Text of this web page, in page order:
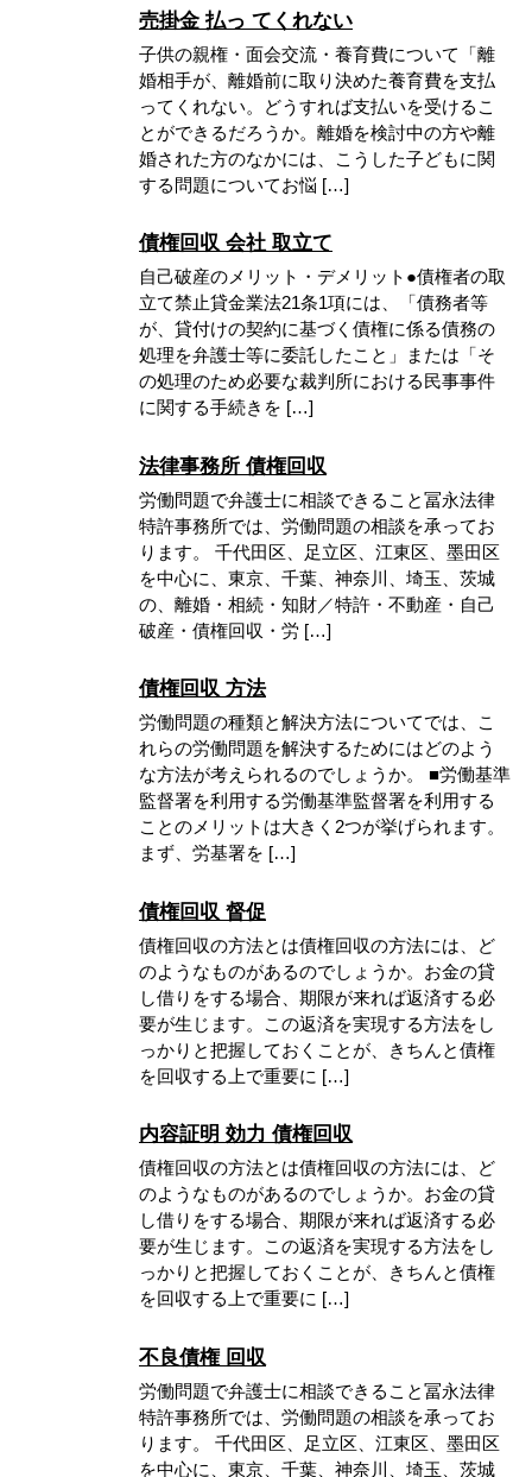
売掛金 払っ てくれない
子供の親権・面会交流・養育費について「離
婚相手が、離婚前に取り決めた養育費を支払
ってくれない。どうすれば支払いを受けるこ
とができるだろうか。離婚を検討中の方や離
婚された方のなかには、こうした子どもに関
する問題についてお悩 […]
債権回収 会社 取立て
自己破産のメリット・デメリット●債権者の取
立て禁止貸金業法21条1項には、「債務者等
が、貸付けの契約に基づく債権に係る債務の
処理を弁護士等に委託したこと」または「そ
の処理のため必要な裁判所における民事事件
に関する手続きを […]
法律事務所 債権回収
労働問題で弁護士に相談できること冨永法律
特許事務所では、労働問題の相談を承ってお
ります。 千代田区、足立区、江東区、墨田区
を中心に、東京、千葉、神奈川、埼玉、茨城
の、離婚・相続・知財／特許・不動産・自己
破産・債権回収・労 […]
債権回収 方法
労働問題の種類と解決方法についてでは、こ
れらの労働問題を解決するためにはどのよう
な方法が考えられるのでしょうか。 ■労働基準
監督署を利用する労働基準監督署を利用する
ことのメリットは大きく2つが挙げられます。
まず、労基署を […]
債権回収 督促
債権回収の方法とは債権回収の方法には、ど
のようなものがあるのでしょうか。お金の貸
し借りをする場合、期限が来れば返済する必
要が生じます。この返済を実現する方法をし
っかりと把握しておくことが、きちんと債権
を回収する上で重要に […]
内容証明 効力 債権回収
債権回収の方法とは債権回収の方法には、ど
のようなものがあるのでしょうか。お金の貸
し借りをする場合、期限が来れば返済する必
要が生じます。この返済を実現する方法をし
っかりと把握しておくことが、きちんと債権
を回収する上で重要に […]
不良債権 回収
労働問題で弁護士に相談できること冨永法律
特許事務所では、労働問題の相談を承ってお
ります。 千代田区、足立区、江東区、墨田区
を中心に、東京、千葉、神奈川、埼玉、茨城